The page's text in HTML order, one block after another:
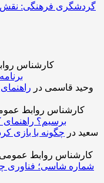
گردشگری فرهنگی:
کارشناس
وحید قاسمی در
کارشناس روابط
برسیم؟
سعید در چگونه با بازی
کارشناس روابط عمومی
شماره شاسی؛ فناوری